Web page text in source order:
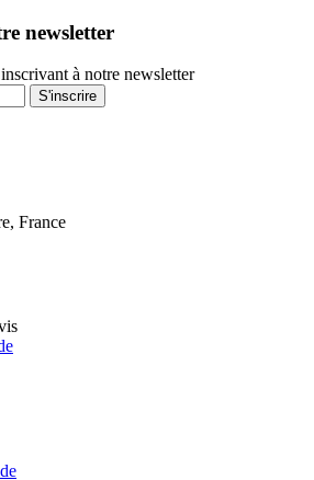
newsletter
à notre newsletter
S'inscrire
France